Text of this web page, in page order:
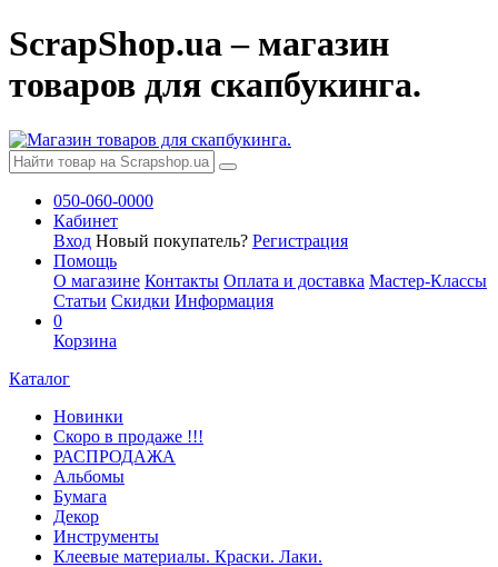
ScrapShop.ua – магазин
товаров для скапбукинга.
050-060-0000
Кабинет
Вход Новый покупатель? Регистрация
Помощь
О магазине Контакты Оплата и доставка Мастер-Классы
Статьи Скидки Информация
0
Корзина
Каталог
Новинки
Скоро в продаже !!!
РАСПРОДАЖА
Альбомы
Бумага
Декор
Инструменты
Клеевые материалы. Краски. Лаки.